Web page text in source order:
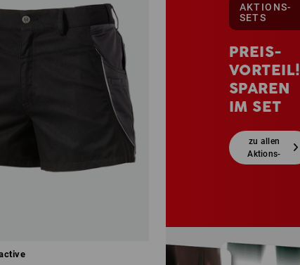
AKTIONS-
SETS
PREIS-
VORTEIL!
SPAREN
IM SET
zu allen
Aktions-
Sets